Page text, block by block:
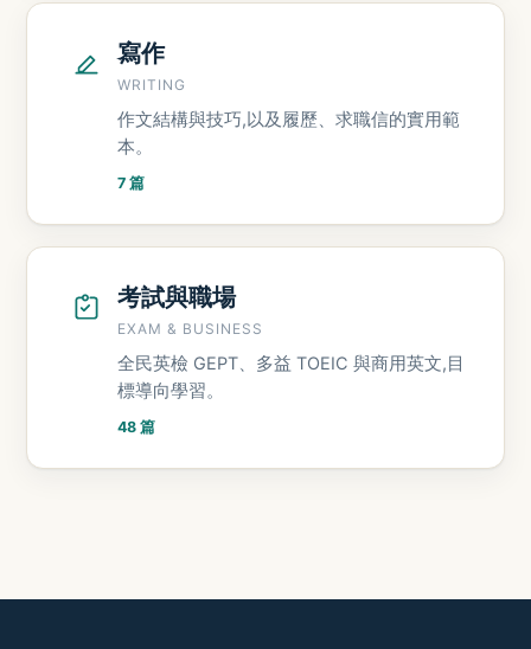
寫作
WRITING
作文結構與技巧,以及履歷、求職信的實用範
本。
7 篇
考試與職場
EXAM & BUSINESS
全民英檢 GEPT、多益 TOEIC 與商用英文,目
標導向學習。
48 篇